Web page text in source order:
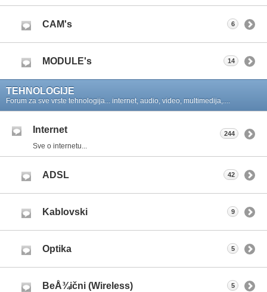
CAM's 6
MODULE's 14
TEHNOLOGIJE
Forum za sve vrste tehnologija... internet, audio, video, multimedija,....
Internet
Sve o internetu...
244
ADSL 42
Kablovski 9
Optika 5
BeÅ¾ični (Wireless) 5